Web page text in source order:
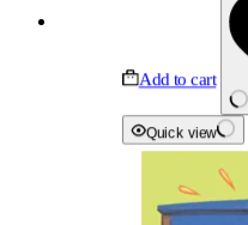
Add to cart
Quick view